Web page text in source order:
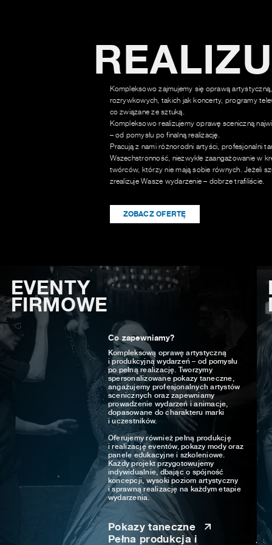
Kompleksowo zajmujemy się oprawą
rozrywkowych, takich jak koncerty, programy
co związane ze sztuką.
Kompleksowo realizujemy oprawę sceniczną
– od pomysłu po finalną realizację.
Pracują z nami różnorodni artyści, profesjonalni
Wszechstronność, niezwykłe zaangażowanie w
twórców, którzy nie mają sobie równych. Jeżeli
zrealizuje Wasze wydarzenie – dobrze trafiliście.
ZOBACZ OFERTĘ
EVENTY
FIRMOWE
Co zapewniamy?
Kompleksową oprawę artystyczną
i produkcyjną wydarzeń – od pomysłu
po pełną realizację. Tworzymy
spersonalizowane pokazy taneczne,
angażujemy profesjonalnych artystów
scenicznych oraz zapewniamy
prowadzenie wydarzeń i animacje,
dopasowane do charakteru marki
i uczestników.
Oferujemy również pełną produkcję
i realizację eventów, pokazy mody oraz
panele edukacyjne i szkoleniowe.
Każdy projekt przygotowujemy
indywidualnie, dbając o spójność
koncepcji, wysoki poziom artystyczny
i sprawną realizację na każdym etapie
wydarzenia.
Pokazy taneczne
Pełna produkcja i